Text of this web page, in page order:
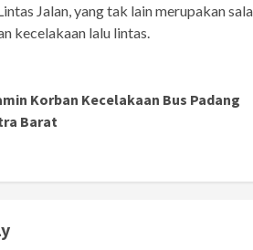
Jalan, yang tak lain merupakan
kecelakaan lalu lintas.
Korban Kecelakaan Bus Padang
Barat